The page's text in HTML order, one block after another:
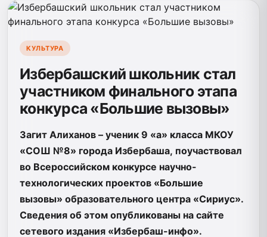
КУЛЬТУРА
Избербашский школьник стал
участником финального этапа
конкурса «Большие вызовы»
Загит Алиханов – ученик 9 «а» класса МКОУ
«СОШ №8» города Избербаша, поучаствовал
во Всероссийском конкурсе научно-
технологических проектов «Большие
вызовы» образовательного центра «Сириус».
Сведения об этом опубликованы на сайте
сетевого издания «Избербаш-инфо».